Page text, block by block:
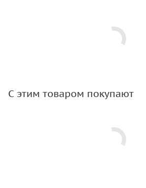
С этим товаром покупают